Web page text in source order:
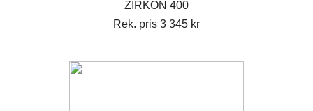
ZIRKON 400
Rek. pris 3 345 kr